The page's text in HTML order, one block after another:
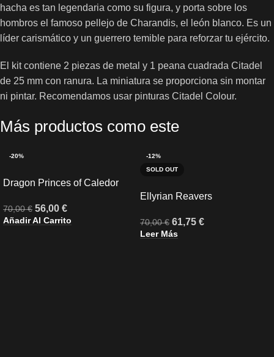
hacha es tan legendaria como su figura, y porta sobre los
hombros el famoso pellejo de Charandis, el león blanco. Es un
líder carismático y un guerrero temible para reforzar tu ejército.
El kit contiene 2 piezas de metal y 1 peana cuadrada Citadel
de 25 mm con ranura. La miniatura se proporciona sin montar
ni pintar. Recomendamos usar pinturas Citadel Colour.
Más productos como este
-20%
Dragon Princes of Caledor
70,00€ 56,00 €
Añadir Al Carrito
-12%
SOLD OUT
Ellyrian Reavers
70,00€ 61,75 €
Leer Más